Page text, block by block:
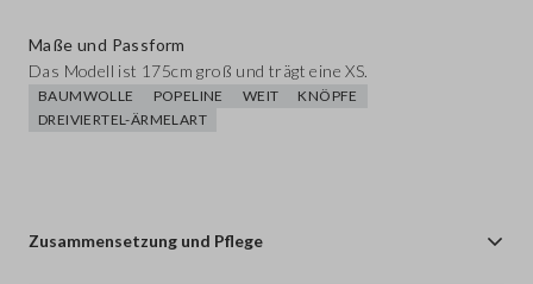
Maße und Passform
Das Modell ist 175cm groß und trägt eine XS.
BAUMWOLLE POPELINE WEIT
KNÖPFE
DREIVIERTEL-ÄRMELART
Zusammensetzung und Pflege